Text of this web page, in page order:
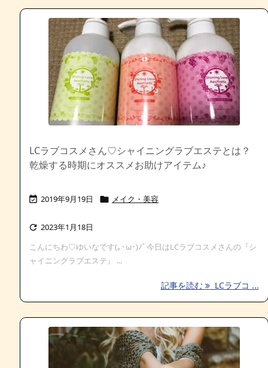
LCラブコスメさん♡シャイニングラブエステとは？
乾燥する時期にオススメお助けアイテム♪
 2019年9月19日  メイク・美容
 2023年1月18日
こんにちわ♡ゆいなです(｡･ω･)ﾉﾞ今日はLCラブコスメさんの『シ
ャイニングラブエステ』 ...
記事を読む LCラブコ ...